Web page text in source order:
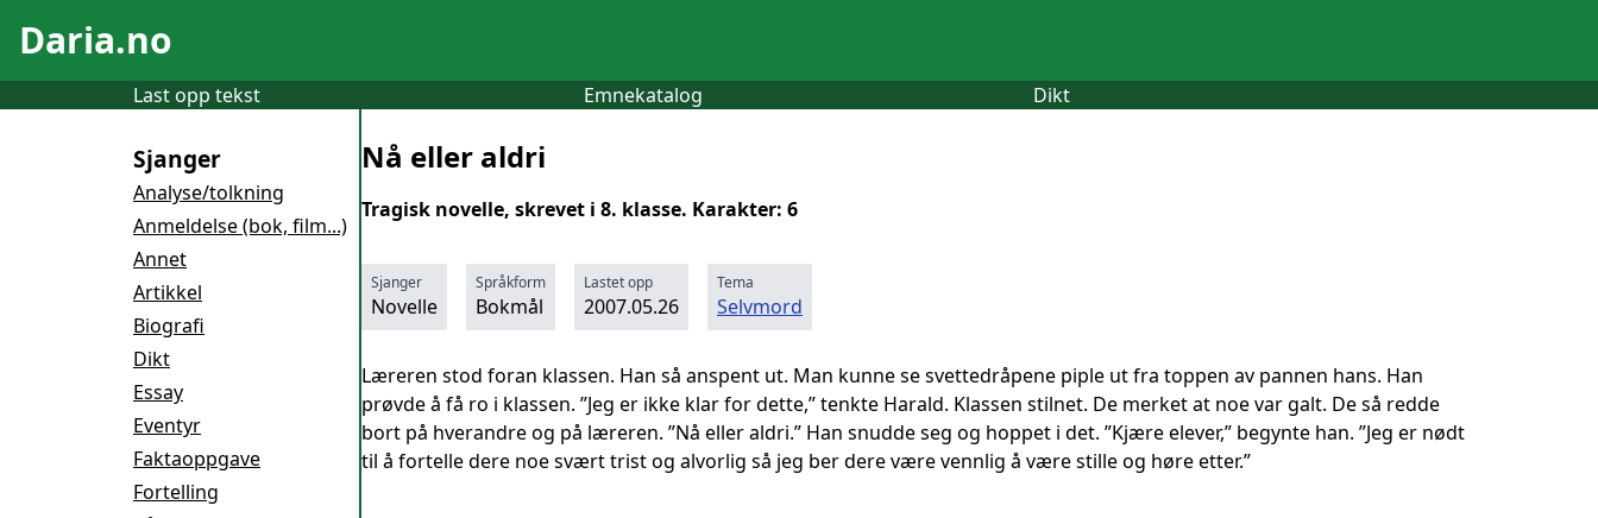
Daria.no
Last opp tekst Emnekatalog Dikt
Sjanger
Analyse/tolkning
Anmeldelse (bok, film...)
Annet
Artikkel
Biografi
Dikt
Essay
Eventyr
Faktaoppgave
Fortelling
Nå eller aldri
Tragisk novelle, skrevet i 8. klasse. Karakter: 6
Sjanger
Novelle
Språkform
Bokmål
Lastet opp
2007.05.26
Tema
Selvmord
Læreren stod foran klassen. Han så anspent ut. Man kunne se svettedråpene piple ut fra toppen av pannen hans. Han
prøvde å få ro i klassen. ”Jeg er ikke klar for dette,” tenkte Harald. Klassen stilnet. De merket at noe var galt. De så redde
bort på hverandre og på læreren. ”Nå eller aldri.” Han snudde seg og hoppet i det. ”Kjære elever,” begynte han. ”Jeg er nødt
til å fortelle dere noe svært trist og alvorlig så jeg ber dere være vennlig å være stille og høre etter.”